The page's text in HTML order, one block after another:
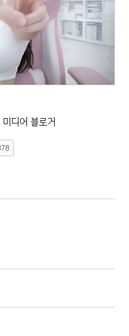
디어 블로거